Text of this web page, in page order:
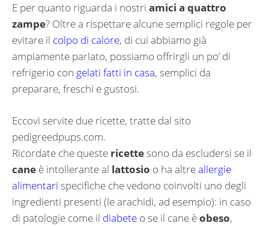
E per quanto riguarda i nostri amici a quattro
zampe? Oltre a rispettare alcune semplici regole per
evitare il colpo di calore, di cui abbiamo già
ampiamente parlato, possiamo offrirgli un po’ di
refrigerio con gelati fatti in casa, semplici da
preparare, freschi e gustosi.
Eccovi servite due ricette, tratte dal sito
pedigreedpups.com.
Ricordate che queste ricettesono da escludersi se il
cane è intollerante al lattosio o ha altreallergie
alimentari specifiche che vedono coinvolti uno degli
ingredienti presenti (le arachidi, ad esempio): in caso
di patologie come il diabete o se il cane èobeso,